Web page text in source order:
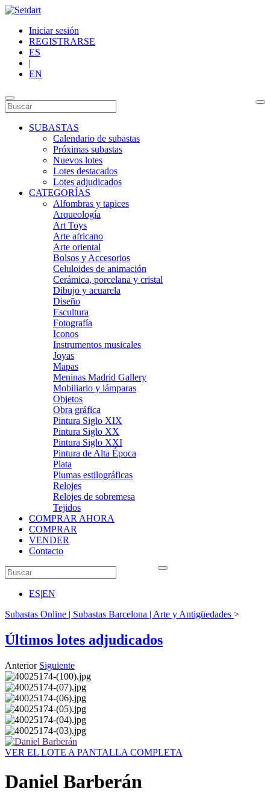
Iniciar sesión
REGISTRARSE
ES
|
EN
SUBASTAS
Calendario de subastas
Próximas subastas
Nuevos lotes
Lotes destacados
Lotes adjudicados
CATEGORÍAS
Alfombras y tapices
Arqueología
Art Toys
Arte africano
Arte oriental
Bolsos y Accesorios
Celuloides de animación
Cerámica, porcelana y cristal
Dibujo y acuarela
Diseño
Escultura
Fotografía
Iconos
Instrumentos musicales
Joyas
Mapas
Meninas Madrid Gallery
Mobiliario y lámparas
Objetos
Obra gráfica
Pintura Siglo XIX
Pintura Siglo XX
Pintura Siglo XXI
Pintura de Alta Época
Plata
Plumas estilográficas
Relojes
Relojes de sobremesa
Tejidos
COMPRAR AHORA
COMPRAR
VENDER
Contacto
ES|EN
Subastas Online | Subastas Barcelona | Arte y Antigüedades >
Últimos lotes adjudicados
Anterior Siguiente
VER EL LOTE A PANTALLA COMPLETA
Daniel Barberán